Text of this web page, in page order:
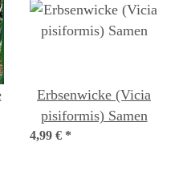
Erbsenwicke (Vicia
pisiformis) Samen
4,99 € *